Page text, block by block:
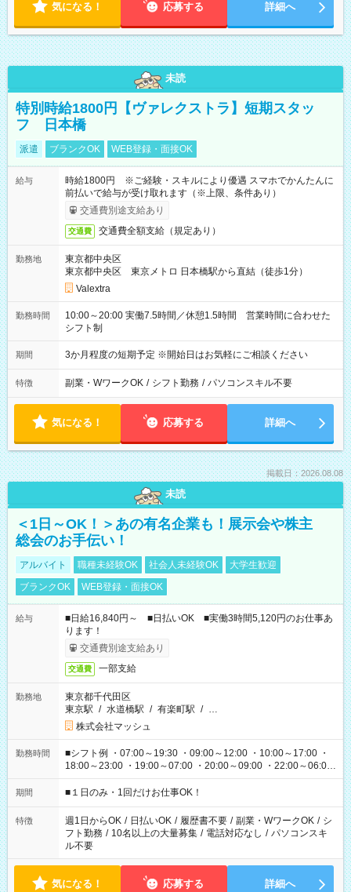
気になる！ 応募する 詳細へ
未読
特別時給1800円【ヴァレクストラ】短期スタッ
フ 日本橋
派遣 ブランクOK WEB登録・面接OK
給与
時給1800円 ※ご経験・スキルにより優遇 スマホでかんたんに
前払いで給与が受け取れます（※上限、条件あり）
交通費別途支給あり
交通費 交通費全額支給（規定あり）
勤務地
東京都中央区
東京都中央区 東京メトロ 日本橋駅から直結（徒歩1分）
Valextra
勤務時間
10:00～20:00 実働7.5時間／休憩1.5時間 営業時間に合わせた
シフト制
期間 3か月程度の短期予定 ※開始日はお気軽にご相談ください
特徴 副業・WワークOK / シフト勤務 / パソコンスキル不要
気になる！ 応募する 詳細へ
掲載日：2026.08.08
未読
＜1日～OK！＞あの有名企業も！展示会や株主
総会のお手伝い！
アルバイト 職種未経験OK 社会人未経験OK
大学生歓迎
ブランクOK
WEB登録・面接OK
給与
■日給16,840円～ ■日払いOK ■実働3時間5,120円のお仕事あ
ります！
交通費別途支給あり
交通費 一部支給
勤務地
東京都千代田区
東京駅 / 水道橋駅 / 有楽町駅 / …
株式会社マッシュ
勤務時間
■シフト例 ・07:00～19:30 ・09:00～12:00 ・10:00～17:00 ・
18:00～23:00 ・19:00～07:00 ・20:00～09:00 ・22:00～06:00
etc ★最短で3時間で5,120円のお仕事から 15時間で2万円近く稼
げるお仕事も！ ご希望のお時間に合わせてご紹介！ ※シフトは
ください！
期間 ■１日のみ・1回だけお仕事OK！
特徴 週1日からOK / 日払いOK / 履歴書不要 / 副業・WワークOK / シ
フト勤務 / 10名以上の大量募集 / 電話対応なし / パソコンスキ
ル不要
気になる！ 応募する 詳細へ